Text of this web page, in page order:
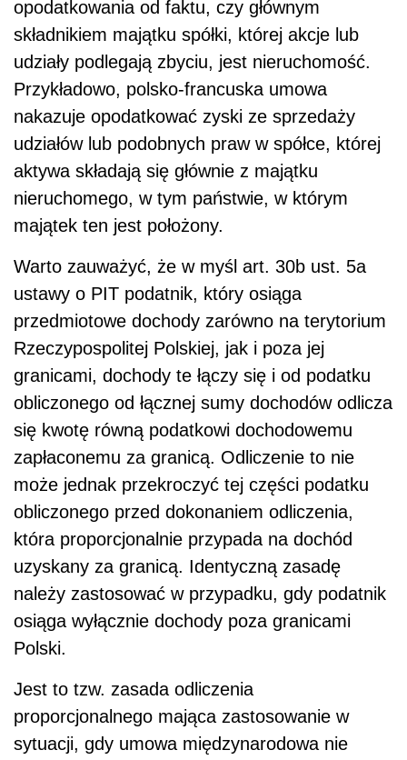
opodatkowania od faktu, czy głównym
składnikiem majątku spółki, której akcje lub
udziały podlegają zbyciu, jest nieruchomość.
Przykładowo, polsko-francuska umowa
nakazuje opodatkować zyski ze sprzedaży
udziałów lub podobnych praw w spółce, której
aktywa składają się głównie z majątku
nieruchomego, w tym państwie, w którym
majątek ten jest położony.
Warto zauważyć, że w myśl art. 30b ust. 5a
ustawy o PIT podatnik, który osiąga
przedmiotowe dochody zarówno na terytorium
Rzeczypospolitej Polskiej, jak i poza jej
granicami, dochody te łączy się i od podatku
obliczonego od łącznej sumy dochodów odlicza
się kwotę równą podatkowi dochodowemu
zapłaconemu za granicą. Odliczenie to nie
może jednak przekroczyć tej części podatku
obliczonego przed dokonaniem odliczenia,
która proporcjonalnie przypada na dochód
uzyskany za granicą. Identyczną zasadę
należy zastosować w przypadku, gdy podatnik
osiąga wyłącznie dochody poza granicami
Polski.
Jest to tzw. zasada odliczenia
proporcjonalnego mająca zastosowanie w
sytuacji, gdy umowa międzynarodowa nie